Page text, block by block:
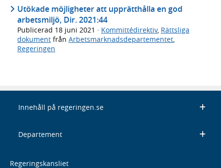
Utökade möjligheter att upprätthålla en god
arbetsmiljö, Dir. 2021:44
Publicerad 18 juni 2021 · Kommittédirektiv, Rättsliga
dokument från Arbetsmarknadsdepartementet
Regeringen
Innehåll på regeringen.se
Departement
Regeringskansliet